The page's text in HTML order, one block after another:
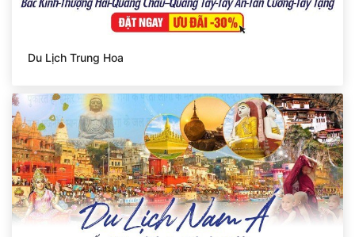
Du Lịch Trung Hoa